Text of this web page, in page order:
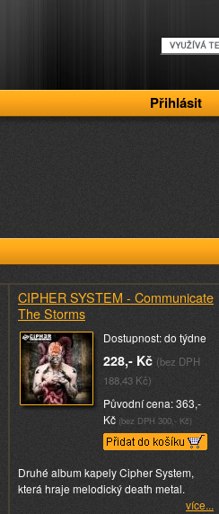
Přihlásit
CIPHER SYSTEM - Communicate
The Storms
Dostupnost: do týdne
228,- Kč (bez DPH
188,43 Kč)
Původní cena: 363,-
Kč (bez DPH 300,- Kč)
Druhé album kapely Cipher System,
která hraje melodický death metal.
více...